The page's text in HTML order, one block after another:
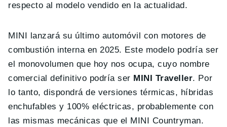
respecto al modelo vendido en la actualidad.
MINI lanzará su último automóvil con motores de
combustión interna en 2025. Este modelo podría ser
el monovolumen que hoy nos ocupa, cuyo nombre
comercial definitivo podría ser MINI Traveller. Por
lo tanto, dispondrá de versiones térmicas, híbridas
enchufables y 100% eléctricas, probablemente con
las mismas mecánicas que el MINI Countryman.